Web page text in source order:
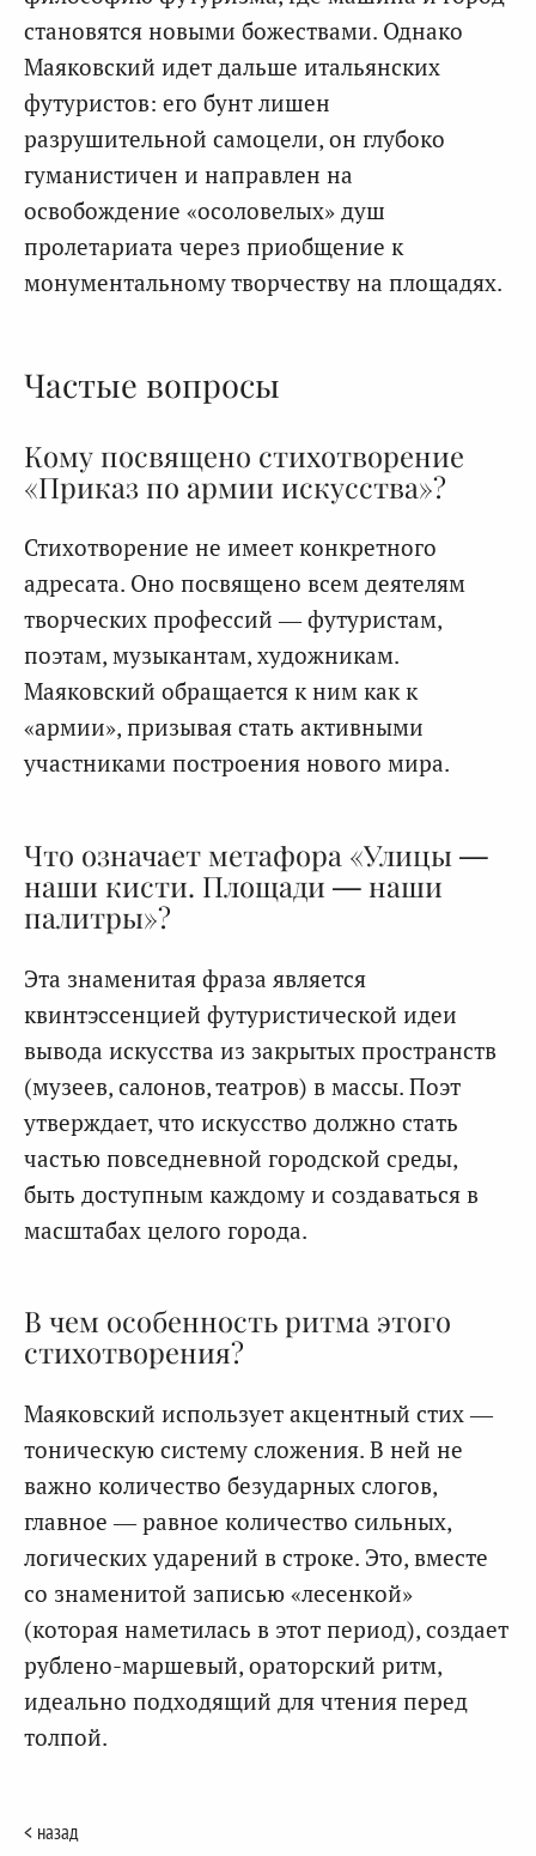
становятся новыми божествами. Однако
Маяковский идет дальше итальянских
футуристов: его бунт лишен
разрушительной самоцели, он глубоко
гуманистичен и направлен на
освобождение «осоловелых» душ
пролетариата через приобщение к
монументальному творчеству на площадях.
Частые вопросы
Кому посвящено стихотворение
«Приказ по армии искусства»?
Стихотворение не имеет конкретного
адресата. Оно посвящено всем деятелям
творческих профессий — футуристам,
поэтам, музыкантам, художникам.
Маяковский обращается к ним как к
«армии», призывая стать активными
участниками построения нового мира.
Что означает метафора «Улицы —
наши кисти. Площади — наши
палитры»?
Эта знаменитая фраза является
квинтэссенцией футуристической идеи
вывода искусства из закрытых пространств
(музеев, салонов, театров) в массы. Поэт
утверждает, что искусство должно стать
частью повседневной городской среды,
быть доступным каждому и создаваться в
масштабах целого города.
В чем особенность ритма этого
стихотворения?
Маяковский использует акцентный стих —
тоническую систему сложения. В ней не
важно количество безударных слогов,
главное — равное количество сильных,
логических ударений в строке. Это, вместе
со знаменитой записью «лесенкой»
(которая наметилась в этот период), создает
рублено-маршевый, ораторский ритм,
идеально подходящий для чтения перед
толпой.
< назад